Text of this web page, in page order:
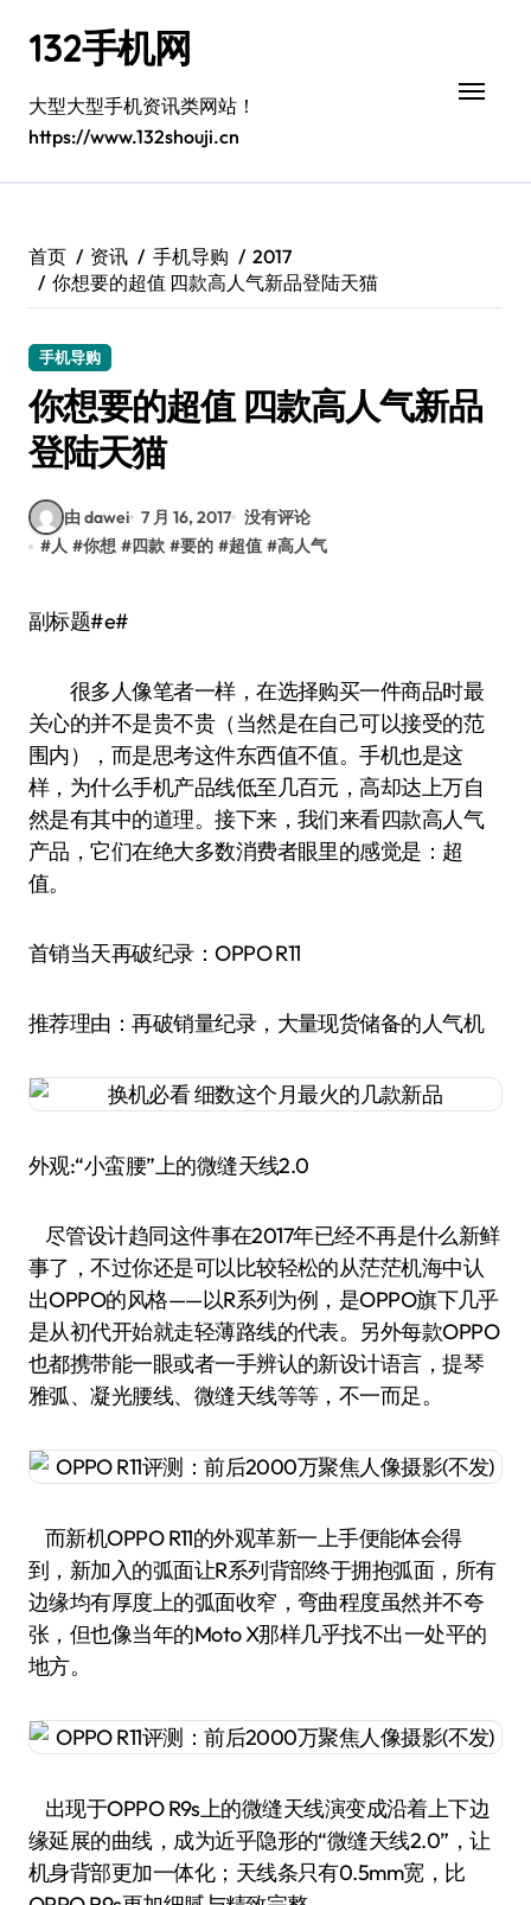
132手机网
大型大型手机资讯类网站！
https://www.132shouji.cn
首页 资讯 手机导购
2017
你想要的超值 四款高人气新品登陆天猫
手机导购
你想要的超值 四款高人气新品
登陆天猫
由 dawei 7 月 16, 2017 没有评论
#人 #你想 #四款 #要的 #超值 #高人气
副标题#e#
很多人像笔者一样，在选择购买一件商品时最
关心的并不是贵不贵（当然是在自己可以接受的范
围内），而是思考这件东西值不值。手机也是这
样，为什么手机产品线低至几百元，高却达上万自
然是有其中的道理。接下来，我们来看四款高人气
产品，它们在绝大多数消费者眼里的感觉是：超
值。
首销当天再破纪录：OPPO R11
推荐理由：再破销量纪录，大量现货储备的人气机
外观:“小蛮腰”上的微缝天线2.0
尽管设计趋同这件事在2017年已经不再是什么新鲜
事了，不过你还是可以比较轻松的从茫茫机海中认
出OPPO的风格——以R系列为例，是OPPO旗下几乎
是从初代开始就走轻薄路线的代表。另外每款OPPO
也都携带能一眼或者一手辨认的新设计语言，提琴
雅弧、凝光腰线、微缝天线等等，不一而足。
而新机OPPO R11的外观革新一上手便能体会得
到，新加入的弧面让R系列背部终于拥抱弧面，所有
边缘均有厚度上的弧面收窄，弯曲程度虽然并不夸
张，但也像当年的Moto X那样几乎找不出一处平的
地方。
出现于OPPO R9s上的微缝天线演变成沿着上下边
缘延展的曲线，成为近乎隐形的“微缝天线2.0”，让
机身背部更加一体化；天线条只有0.5mm宽，比